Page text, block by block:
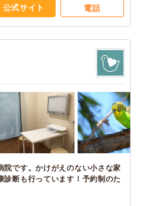
公式サイト 電話
院です。かけがえのない小さな家
断も行っています！予約制のた